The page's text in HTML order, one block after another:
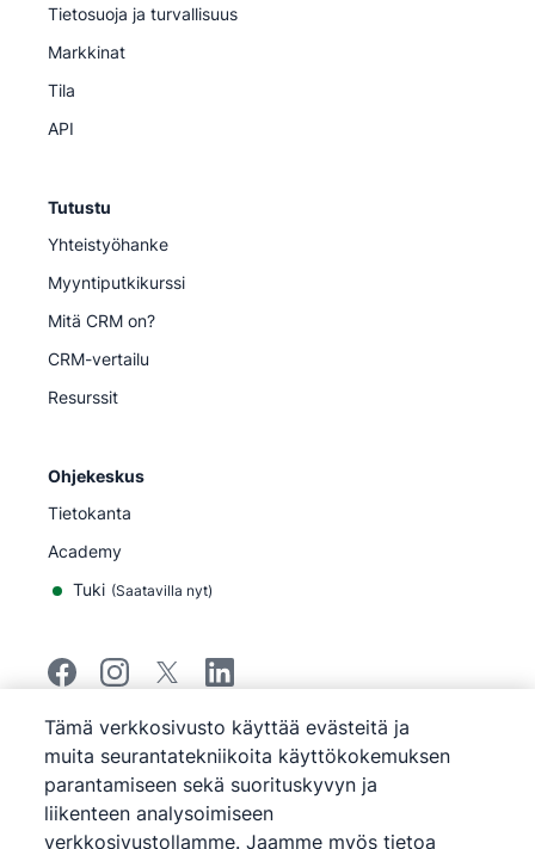
Tietosuoja ja turvallisuus
Markkinat
Tila
API
Tutustu
Yhteistyöhanke
Myyntiputkikurssi
Mitä CRM on?
CRM-vertailu
Resurssit
Ohjekeskus
Tietokanta
Academy
Tuki (Saatavilla nyt)
©2026Pipedrive
Pipedrive
Käyttöehdot
Pipedrive
Tietosuojailmoitus
Sivukartta
Evästeilmoitus
Tämä verkkosivusto käyttää evästeitä ja
muita seurantatekniikoita käyttökokemuksen
parantamiseen sekä suorituskyvyn ja
liikenteen analysoimiseen
verkkosivustollamme. Jaamme myös tietoa